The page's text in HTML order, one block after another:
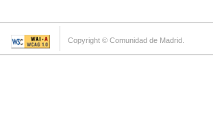
Copyright © Comunidad de Madrid.